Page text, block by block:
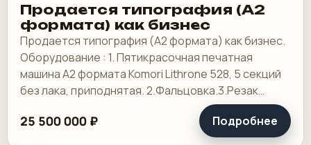
Продается типография (А2
формата) как бизнес
Продается типография (А2 формата) как бизнес.
Оборудование : 1. Пятикрасочная печатная
машина А2 формата Komori Lithrone 528, 5 секций
без лака, приподнятая. 2.Фальцовка.3.Резак
4.КБС, 5. Ламинотор, СТР. Погрузчик.
25 500 000 ₽ Подробнее